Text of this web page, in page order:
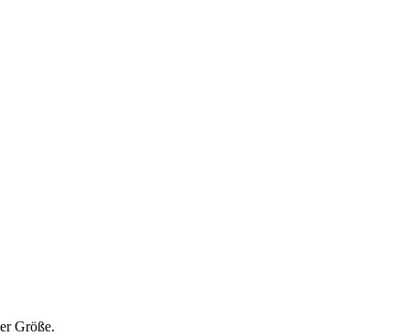
Größe.